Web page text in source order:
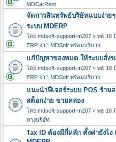
MDCarRent
จัดการสินทรัพย์บริษัทแบบง่าย
ระบบ MDERP
โดย mdsoft-support-m207 » พุธ 18
ERP จาก MDSoft พร้อมบริการ
แก้ปัญหาของหมด ให้ระบบสั่งข
โดย mdsoft-support-m207 » พุธ 18
ERP จาก MDSoft พร้อมบริการ
แนะนำฟีเจอร์ระบบ POS ร้าน
สต็อกง่าย ขายคล่อง
โดย mdsoft-support-m207 » พุธ 18
ทางบริษัท
Tax ID ต้องมีกี่หลัก ตั้งค่ายังไ